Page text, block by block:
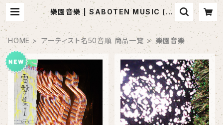
樂園音樂 | SABOTEN MUSIC (セ
レクトCDショップ)
HOME アーティスト名50音順 商品一覧 樂園音樂